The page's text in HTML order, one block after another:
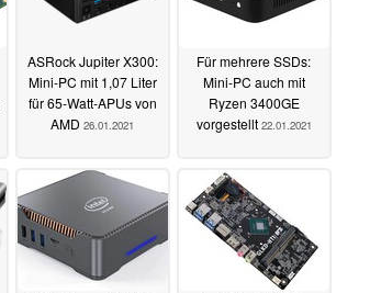
ASRock Jupiter X300:
Mini-PC mit 1,07 Liter
für 65-Watt-APUs von
AMD 26.01.2021
Für mehrere SSDs:
Mini-PC auch mit
Ryzen 3400GE
vorgestellt 22.01.2021